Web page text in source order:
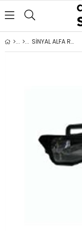
SİNYAL ALFA ROMEO STELVİO 2017- SAĞ